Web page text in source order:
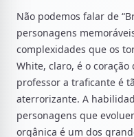
Não podemos falar de
personagens
complexidades que os
White, claro, é o
professor a traficante é
aterrorizante. A
personagens que
orgânica é um dos